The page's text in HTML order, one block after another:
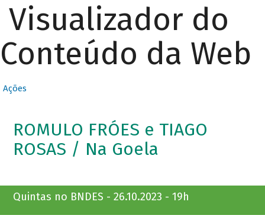
Visualizador do
Conteúdo da Web
Ações
ROMULO FRÓES e TIAGO
ROSAS / Na Goela
Quintas no BNDES - 26.10.2023 - 19h